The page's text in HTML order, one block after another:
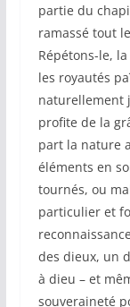
partie du
ramassé tout
Répétons-le,
les royautés
naturellement
profite de la
part la nature
éléments en
tournés, ou
particulier et
des dieux, un
à dieu – et
souveraineté